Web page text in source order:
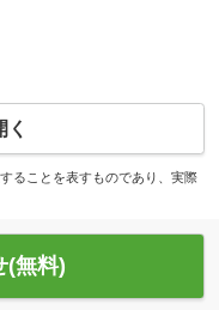
ることを表すものであり、実際
(無料)